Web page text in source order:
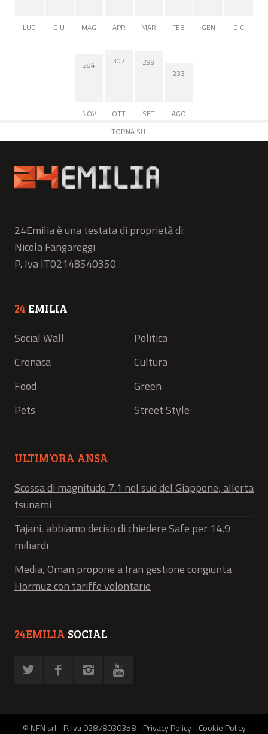
LUG GIU MAG APR MAR FEB GEN DIC
284
NOV
307
OTT
299
SET
233
AGO
TORNA SU
24Emilia è una testata di proprietà di:
Nicola Fangareggi
P. Iva IT02148540350
24 EMILIA
Social Wall
Politica
Cronaca
Cultura
Food
Green
Pets
Street Style
ULTIM’ORA ANSA
Scossa di magnitudo 7.1 nel sud del Giappone, allerta
tsunami
Tajani, abbiamo deciso di chiedere Safe per 14,9
miliardi
Media, Oman propone a Iran gestione congiunta
Hormuz con tariffe volontarie
24EMILIA SOCIAL
© NFN srl - P. Iva 02878030358 -Privacy Policy-Cookie Policy